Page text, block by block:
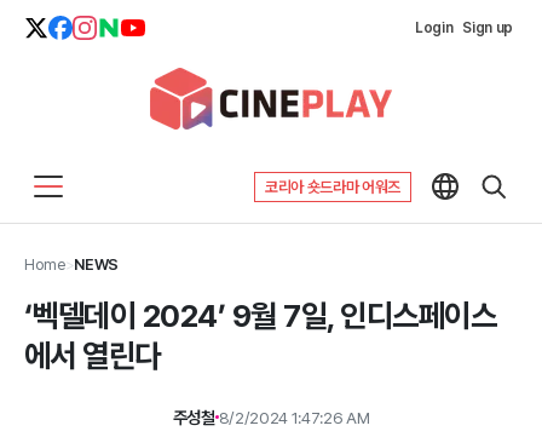
Login Sign up
코리아 숏드라마 어워즈
Home>NEWS
‘벡델데이 2024’ 9월 7일, 인디스페이스
에서 열린다
주성철 8/2/2024 1:47:26 AM